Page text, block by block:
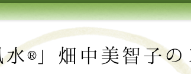
水®」畑中美智子の